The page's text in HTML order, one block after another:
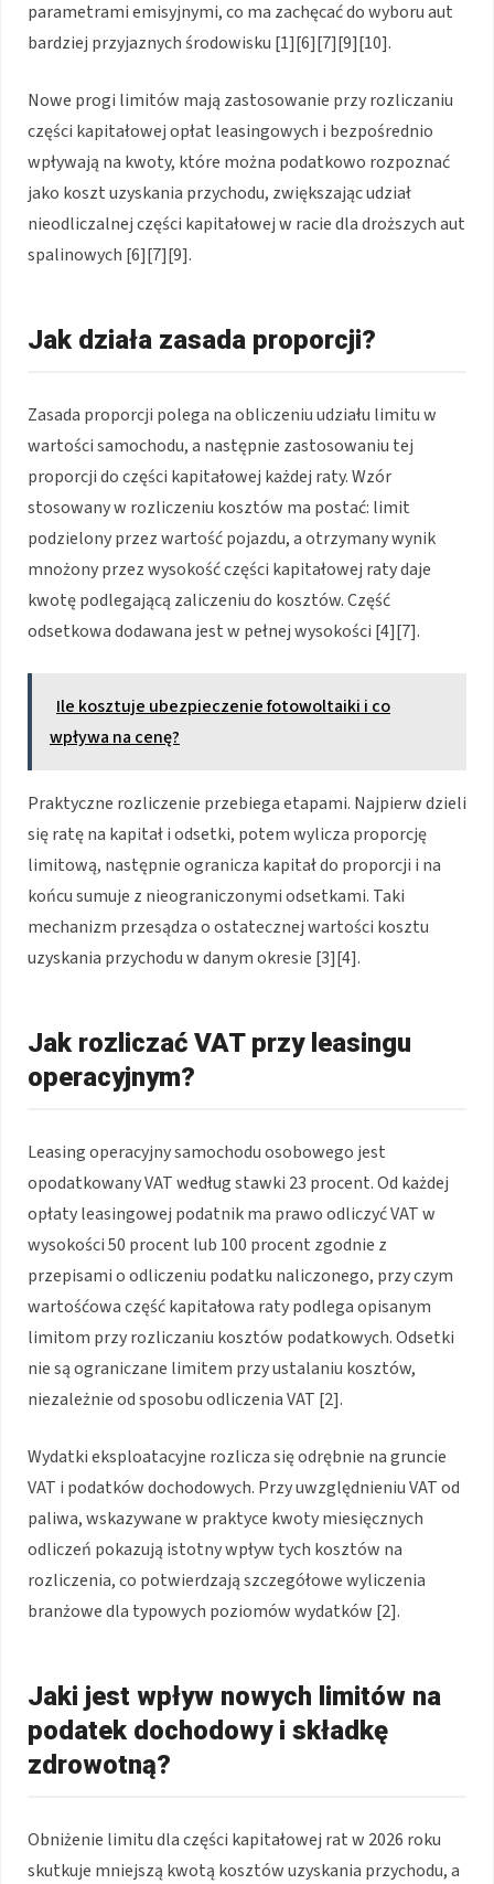
parametrami emisyjnymi, co ma zachęcać do wyboru aut
bardziej przyjaznych środowisku [1][6][7][9][10].
Nowe progi limitów mają zastosowanie przy rozliczaniu
części kapitałowej opłat leasingowych i bezpośrednio
wpływają na kwoty, które można podatkowo rozpoznać
jako koszt uzyskania przychodu, zwiększając udział
nieodliczalnej części kapitałowej w racie dla droższych aut
spalinowych [6][7][9].
Jak działa zasada proporcji?
Zasada proporcji polega na obliczeniu udziału limitu w
wartości samochodu, a następnie zastosowaniu tej
proporcji do części kapitałowej każdej raty. Wzór
stosowany w rozliczeniu kosztów ma postać: limit
podzielony przez wartość pojazdu, a otrzymany wynik
mnożony przez wysokość części kapitałowej raty daje
kwotę podlegającą zaliczeniu do kosztów. Część
odsetkowa dodawana jest w pełnej wysokości [4][7].
Ile kosztuje ubezpieczenie fotowoltaiki i co
wpływa na cenę?
Praktyczne rozliczenie przebiega etapami. Najpierw dzieli
się ratę na kapitał i odsetki, potem wylicza proporcję
limitową, następnie ogranicza kapitał do proporcji i na
końcu sumuje z nieograniczonymi odsetkami. Taki
mechanizm przesądza o ostatecznej wartości kosztu
uzyskania przychodu w danym okresie [3][4].
Jak rozliczać VAT przy leasingu
operacyjnym?
Leasing operacyjny samochodu osobowego jest
opodatkowany VAT według stawki 23 procent. Od każdej
opłaty leasingowej podatnik ma prawo odliczyć VAT w
wysokości 50 procent lub 100 procent zgodnie z
przepisami o odliczeniu podatku naliczonego, przy czym
wartośćowa część kapitałowa raty podlega opisanym
limitom przy rozliczaniu kosztów podatkowych. Odsetki
nie są ograniczane limitem przy ustalaniu kosztów,
niezależnie od sposobu odliczenia VAT [2].
Wydatki eksploatacyjne rozlicza się odrębnie na gruncie
VAT i podatków dochodowych. Przy uwzględnieniu VAT od
paliwa, wskazywane w praktyce kwoty miesięcznych
odliczeń pokazują istotny wpływ tych kosztów na
rozliczenia, co potwierdzają szczegółowe wyliczenia
branżowe dla typowych poziomów wydatków [2].
Jaki jest wpływ nowych limitów na
podatek dochodowy i składkę
zdrowotną?
Obniżenie limitu dla części kapitałowej rat w 2026 roku
skutkuje mniejszą kwotą kosztów uzyskania przychodu, a